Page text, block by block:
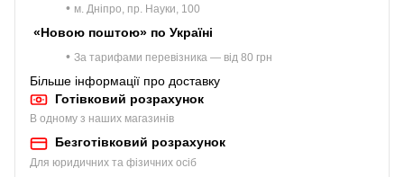
• м. Дніпро, пр. Науки, 100
«Новою поштою» по Україні
• За тарифами перевізника — від 80 грн
Більше інформації про доставку
Готівковий розрахунок
В одному з наших магазинів
Безготівковий розрахунок
Для юридичних та фізичних осіб